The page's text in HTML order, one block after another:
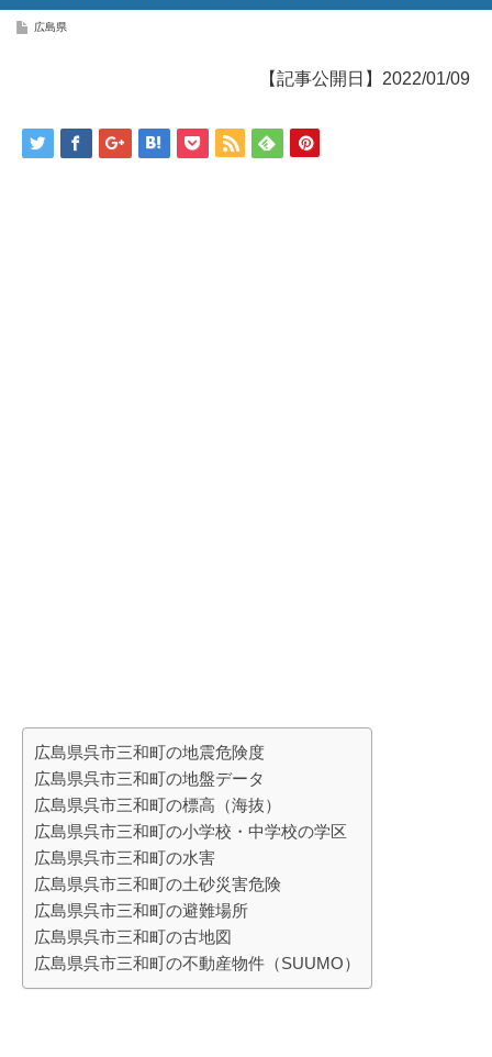
広島県
【記事公開日】2022/01/09
広島県呉市三和町の地震危険度
広島県呉市三和町の地盤データ
広島県呉市三和町の標高（海抜）
広島県呉市三和町の小学校・中学校の学区
広島県呉市三和町の水害
広島県呉市三和町の土砂災害危険
広島県呉市三和町の避難場所
広島県呉市三和町の古地図
広島県呉市三和町の不動産物件（SUUMO）